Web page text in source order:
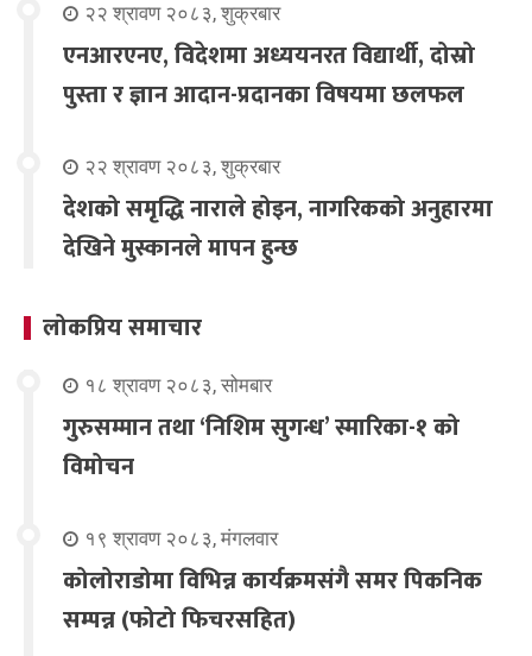
२२ श्रावण २०८३, शुक्रबार
एनआरएनए, विदेशमा अध्ययनरत विद्यार्थी, दोस्रो
पुस्ता र ज्ञान आदान-प्रदानका विषयमा छलफल
२२ श्रावण २०८३, शुक्रबार
देशको समृद्धि नाराले होइन, नागरिकको अनुहारमा
देखिने मुस्कानले मापन हुन्छ
लोकप्रिय समाचार
१८ श्रावण २०८३, सोमबार
गुरुसम्मान तथा ‘निशिम सुगन्ध’ स्मारिका-१ को
विमोचन
१९ श्रावण २०८३, मंगलवार
कोलोराडोमा विभिन्न कार्यक्रमसंगै समर पिकनिक
सम्पन्न (फोटो फिचरसहित)